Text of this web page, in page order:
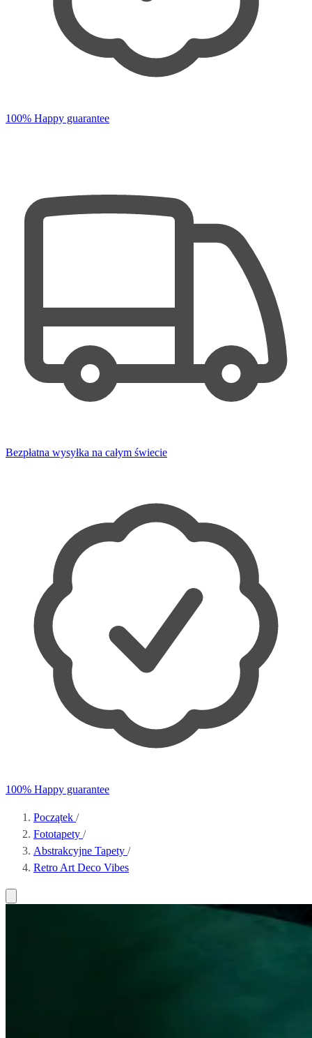
100% Happy guarantee
Bezpłatna wysyłka na całym świecie
100% Happy guarantee
Początek /
Fototapety /
Abstrakcyjne Tapety /
Retro Art Deco Vibes